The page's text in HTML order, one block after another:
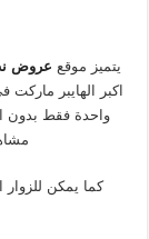
يتميز موقع عروض
اكبر الهايبر
واحدة فقط بدون
كما يمكن للزوار